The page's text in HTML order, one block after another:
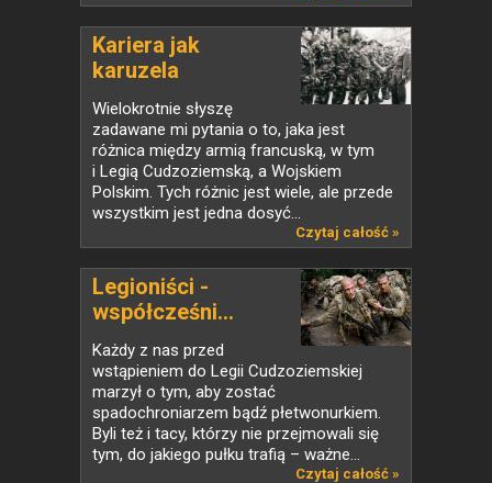
Kariera jak
karuzela
Wielokrotnie słyszę
zadawane mi pytania o to, jaka jest
różnica między armią francuską, w tym
i Legią Cudzoziemską, a Wojskiem
Polskim. Tych różnic jest wiele, ale przede
wszystkim jest jedna dosyć...
Czytaj całość »
Legioniści -
współcześni...
Każdy z nas przed
wstąpieniem do Legii Cudzoziemskiej
marzył o tym, aby zostać
spadochroniarzem bądź płetwonurkiem.
Byli też i tacy, którzy nie przejmowali się
tym, do jakiego pułku trafią – ważne...
Czytaj całość »